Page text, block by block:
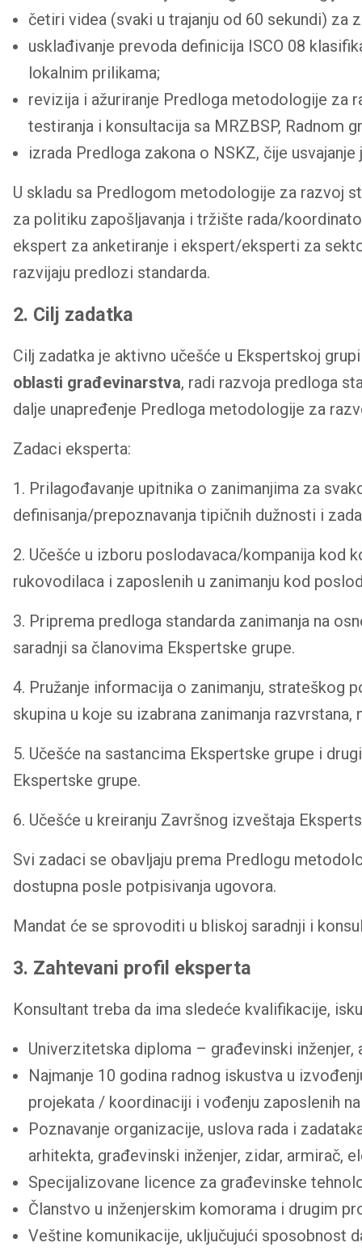
četiri videa (svaki u trajanju od 60 sekundi) za
usklađivanje prevoda definicija ISCO 08
lokalnim prilikama;
revizija i ažuriranje Predloga metodologije za
testiranja i konsultacija sa MRZBSP, Radnom
izrada Predloga zakona o NSKZ, čije
U skladu sa Predlogom metodologije za razvoj
za politiku zapošljavanja i tržište rada/
ekspert za anketiranje i ekspert/eksperti za
razvijaju predlozi standarda.
2. Cilj zadatka
Cilj zadatka je aktivno učešće u Ekspertskoj
oblasti građevinarstva, radi razvoja predloga
dalje unapređenje Predloga metodologije za
Zadaci eksperta:
1. Prilagođavanje upitnika o zanimanjima za
definisanja/prepoznavanja tipičnih dužnosti i
2. Učešće u izboru poslodavaca/kompanija kod
rukovodilaca i zaposlenih u zanimanju kod
3. Priprema predloga standarda zanimanja na
saradnji sa članovima Ekspertske grupe.
4. Pružanje informacija o zanimanju, strateškog
skupina u koje su izabrana zanimanja
5. Učešće na sastancima Ekspertske grupe i
Ekspertske grupe.
6. Učešće u kreiranju Završnog izveštaja
Svi zadaci se obavljaju prema Predlogu
dostupna posle potpisivanja ugovora.
Mandat će se sprovoditi u bliskoj saradnji i
3. Zahtevani profil eksperta
Konsultant treba da ima sledeće kvalifikacije,
Univerzitetska diploma – građevinski
Najmanje 10 godina radnog iskustva u
projekata / koordinaciji i vođenju zaposlenih
Poznavanje organizacije, uslova rada i
arhitekta, građevinski inženjer, zidar,
Specijalizovane licence za građevinske
Članstvo u inženjerskim komorama i drugim
Veštine komunikacije, uključujući sposobnost